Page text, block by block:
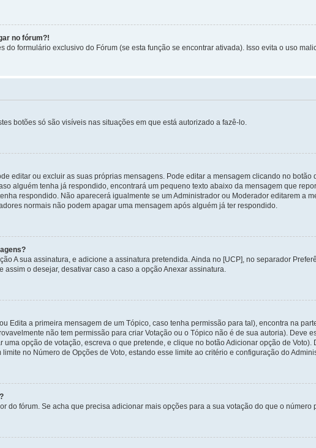
no fórum?!
formulário exclusivo do Fórum (se esta função se encontrar ativada). Isso evita o uso
botões só são visíveis nas situações em que está autorizado a fazê-lo.
editar ou excluir as suas próprias mensagens. Pode editar a mensagem clicando no
alguém tenha já respondido, encontrará um pequeno texto abaixo da mensagem que
respondido. Não aparecerá igualmente se um Administrador ou Moderador editarem a
normais não podem apagar uma mensagem após alguém já ter respondido.
A sua assinatura, e adicione a assinatura pretendida. Ainda no [UCP], no separador
o desejar, desativar caso a caso a opção Anexar assinatura.
Edita a primeira mensagem de um Tópico, caso tenha permissão para tal), encontra na
não tem permissão para criar Votação ou o Tópico não é de sua autoria). Deve
opção de votação, escreva o que pretende, e clique no botão Adicionar opção de
no Número de Opções de Voto, estando esse limite ao critério e configuração do
do fórum. Se acha que precisa adicionar mais opções para a sua votação do que o número